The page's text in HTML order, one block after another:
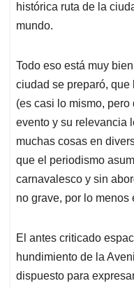
histórica ruta de la
mundo.
Todo eso está muy
ciudad se preparó,
(es casi lo mismo, pero
evento y su relevancia
muchas cosas en
que el periodismo
carnavalesco y sin
no grave, por lo menos
El antes criticado
hundimiento de la
dispuesto para